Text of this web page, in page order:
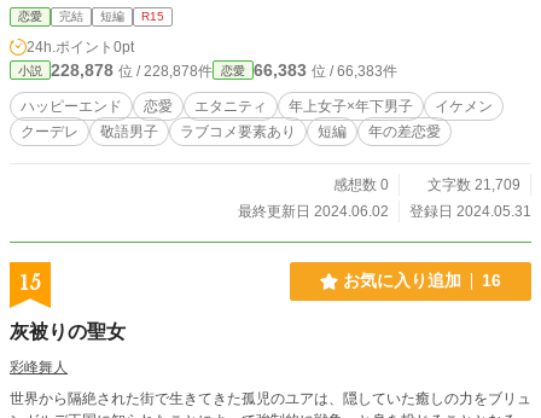
でいいから泊めて！」 って。 ビジネスホテルにでも泊まっと
けって話だよね。 「別に、いいですよ」 ……え？ いいの？
本当に？ こうして私は、バカでビッチな女と思われるのを
覚悟で片想い中の進藤くんに頼みこみ、一晩だけ泊めてもら
うことになりました、やった！ ……優しさにつけこんで、ゴ
メンね。 誓って、何もしないからさ……たぶん。
恋愛 完結 短編 R15
24h.ポイント 0pt
小説 228,878 位 / 228,878件 恋愛 66,383 位 / 66,383件
ハッピーエンド 恋愛 エタニティ 年上女子×年下男子
イケメン
クーデレ
敬語男子 ラブコメ要素あり 短編 年の差恋愛
感想数 0
文字数 21,709
最終更新日 2024.06.02
登録日 2024.05.31
15 お気に入り追加 16
灰被りの聖女
彩峰舞人
世界から隔絶された街で生きてきた孤児のユアは、隠していた癒しの力をブリュ